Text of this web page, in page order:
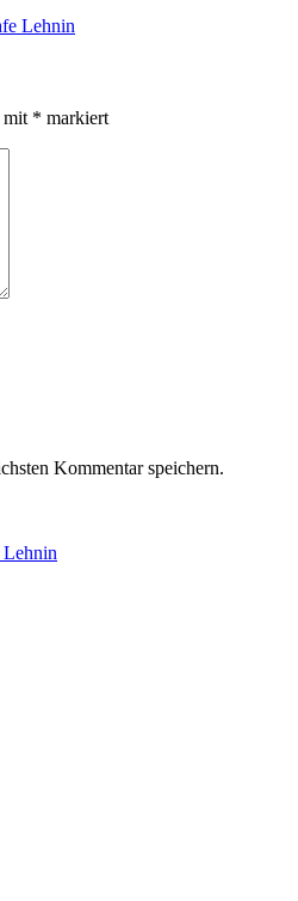
Lehnin
mit * markiert
Kommentar speichern.
Lehnin